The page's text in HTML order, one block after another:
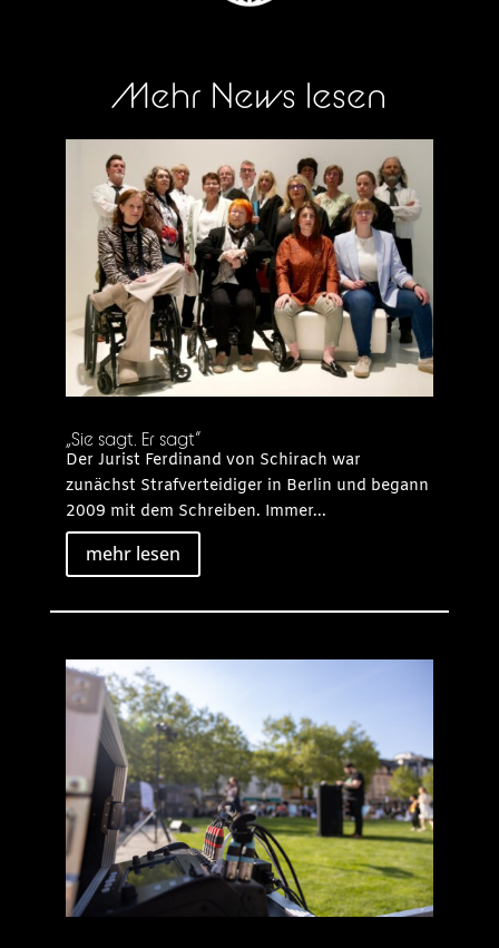
Mehr News lesen
„Sie sagt. Er sagt“
Der Jurist Ferdinand von Schirach war
zunächst Strafverteidiger in Berlin und begann
2009 mit dem Schreiben. Immer...
mehr lesen